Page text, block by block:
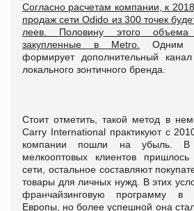
Согласно расчетам компании, к
продаж сети Odido из 300 точек
леев. Половину этого объема
закупленные в Metro.
Одним
формирует дополнительный
локального зонтичного бренда.
Стоит отметить, такой метод в
Carry International практикуют с
компании пошли на убыль.
мелкооптовых клиентов
сети, остальное составляют
товары для личных нужд. В этих
франчайзинговую программу в
Европы, но более успешной она